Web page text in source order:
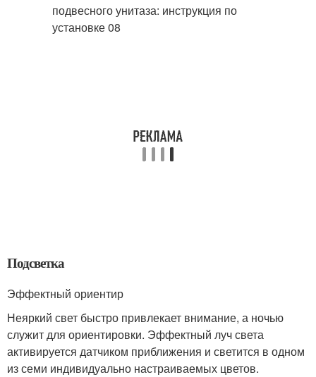
Подсветка
Эффектный ориентир
Неяркий свет быстро привлекает внимание, а ночью
служит для ориентировки. Эффектный луч света
активируется датчиком приближения и светится в одном
из семи индивидуально настраиваемых цветов.